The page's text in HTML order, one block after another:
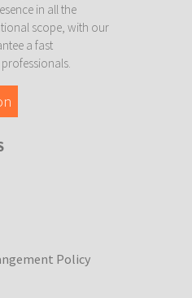
in all the
scope, with our
a fast
Policy